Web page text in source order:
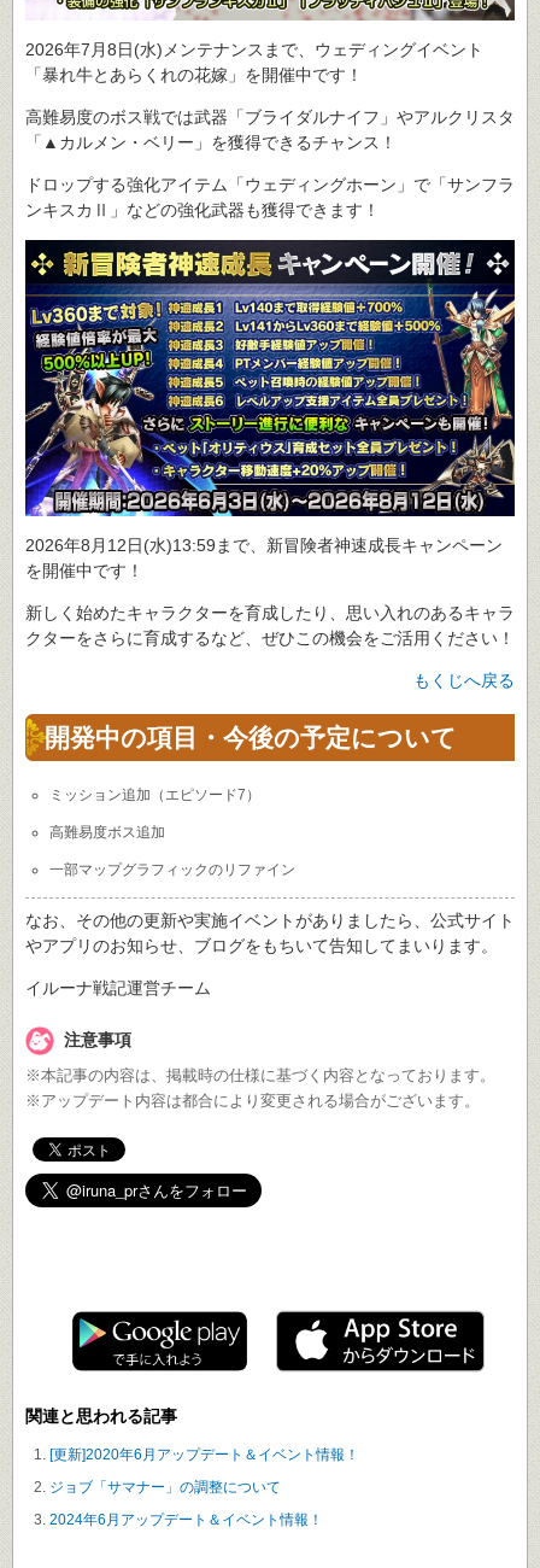
2026年7月8日(水)メンテナンスまで、ウェディングイベント
「暴れ牛とあらくれの花嫁」を開催中です！
高難易度のボス戦では武器「ブライダルナイフ」やアルクリスタ
「▲カルメン・ベリー」を獲得できるチャンス！
ドロップする強化アイテム「ウェディングホーン」で「サンフラ
ンキスカⅡ」などの強化武器も獲得できます！
2026年8月12日(水)13:59まで、新冒険者神速成長キャンペーン
を開催中です！
新しく始めたキャラクターを育成したり、思い入れのあるキャラ
クターをさらに育成するなど、ぜひこの機会をご活用ください！
もくじへ戻る
開発中の項目・今後の予定について
ミッション追加（エピソード7）
高難易度ボス追加
一部マップグラフィックのリファイン
なお、その他の更新や実施イベントがありましたら、公式サイト
やアプリのお知らせ、ブログをもちいて告知してまいります。
イルーナ戦記運営チーム
注意事項
※本記事の内容は、掲載時の仕様に基づく内容となっております。
※アップデート内容は都合により変更される場合がございます。
関連と思われる記事
[更新]2020年6月アップデート＆イベント情報！
ジョブ「サマナー」の調整について
2024年6月アップデート＆イベント情報！